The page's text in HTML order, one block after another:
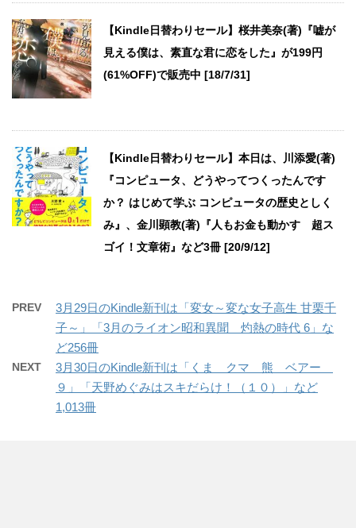
【Kindle日替わりセール】桜井美奈(著)『嘘が
見える僕は、素直な君に恋をした』が199円
(61%OFF)で販売中 [18/7/31]
【Kindle日替わりセール】本日は、川添愛(著)
『コンピュータ、どうやってつくったんです
か？ はじめて学ぶ コンピュータの歴史としく
み』、金川顕教(著)『人もお金も動かす 超ス
ゴイ！文章術』など3冊 [20/9/12]
PREV
3月29日のKindle新刊は「変女～変な女子高生 甘栗千
子～」「3月のライオン昭和異聞 灼熱の時代 6」な
ど256冊
NEXT
3月30日のKindle新刊は「くま クマ 熊 ベアー
９」「天野めぐみはスキだらけ！（１０）」など
1,013冊